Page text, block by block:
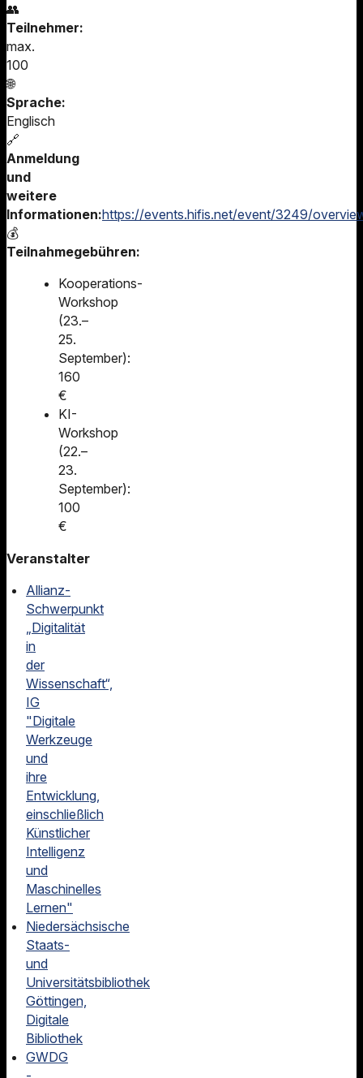
👥
Teilnehmer:
max.
100
🌐
Sprache:
Englisch
🔗
Anmeldung
und
weitere
Informationen:https://events.hifis.net/event/3249/
💰
Teilnahmegebühren:
Kooperations-
Workshop
(23.–
25.
September):
160
€
KI-
Workshop
(22.–
23.
September):
100
€
Veranstalter
Allianz-
Schwerpunkt
„Digitalität
in
der
Wissenschaft“,
IG
"Digitale
Werkzeuge
und
ihre
Entwicklung,
einschließlich
Künstlicher
Intelligenz
und
Maschinelles
Lernen"
Niedersächsische
Staats-
und
Universitätsbibliothek
Göttingen,
Digitale
Bibliothek
GWDG